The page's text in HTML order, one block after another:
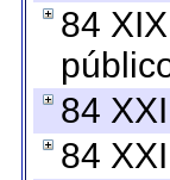
84
84
84